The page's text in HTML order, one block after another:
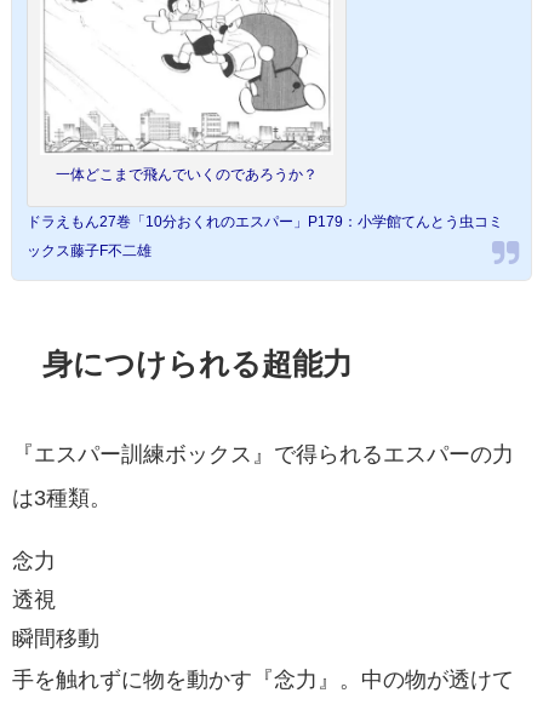
一体どこまで飛んでいくのであろうか？
ドラえもん27巻「10分おくれのエスパー」P179：小学館てんとう虫コミ
ックス藤子F不二雄
身につけられる超能力
『エスパー訓練ボックス』で得られるエスパーの力
は3種類。
念力
透視
瞬間移動
手を触れずに物を動かす『念力』。中の物が透けて